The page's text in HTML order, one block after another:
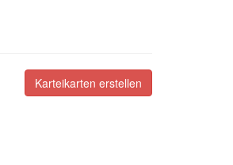
Karteikarten erstellen